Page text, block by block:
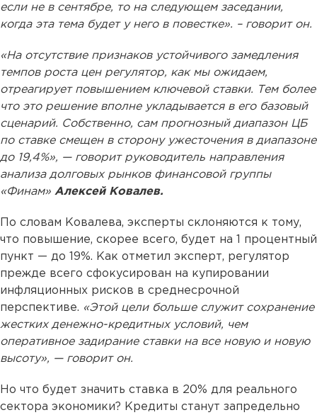
если не в сентябре, то на следующем заседании,
когда эта тема будет у него в повестке». – говорит он.
«На отсутствие признаков устойчивого замедления
темпов роста цен регулятор, как мы ожидаем,
отреагирует повышением ключевой ставки. Тем более
что это решение вполне укладывается в его базовый
сценарий. Собственно, сам прогнозный диапазон ЦБ
по ставке смещен в сторону ужесточения в диапазоне
до 19,4%», — говорит руководитель направления
анализа долговых рынков финансовой группы
«Финам» Алексей Ковалев.
По словам Ковалева, эксперты склоняются к тому,
что повышение, скорее всего, будет на 1 процентный
пункт — до 19%. Как отметил эксперт, регулятор
прежде всего сфокусирован на купировании
инфляционных рисков в среднесрочной
перспективе. «Этой цели больше служит сохранение
жестких денежно-кредитных условий, чем
оперативное задирание ставки на все новую и новую
высоту», — говорит он.
Но что будет значить ставка в 20% для реального
сектора экономики? Кредиты станут запредельно